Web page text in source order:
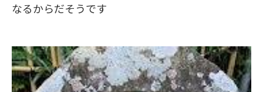
なるからだそうです